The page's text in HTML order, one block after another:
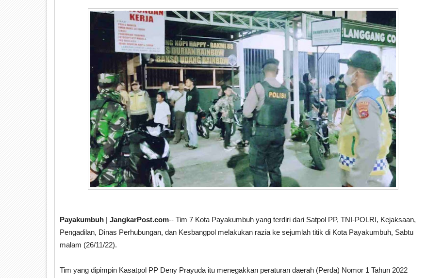
Payakumbuh | JangkarPost.com-- Tim 7 Kota Payakumbuh yang terdiri dari Satpol PP, TNI-POLRI, Kejaksaan,
Pengadilan, Dinas Perhubungan, dan Kesbangpol melakukan razia ke sejumlah titik di Kota Payakumbuh, Sabtu
malam (26/11/22).
Tim yang dipimpin Kasatpol PP Deny Prayuda itu menegakkan peraturan daerah (Perda) Nomor 1 Tahun 2022